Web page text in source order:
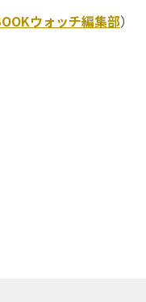
ウォッチ編集部）